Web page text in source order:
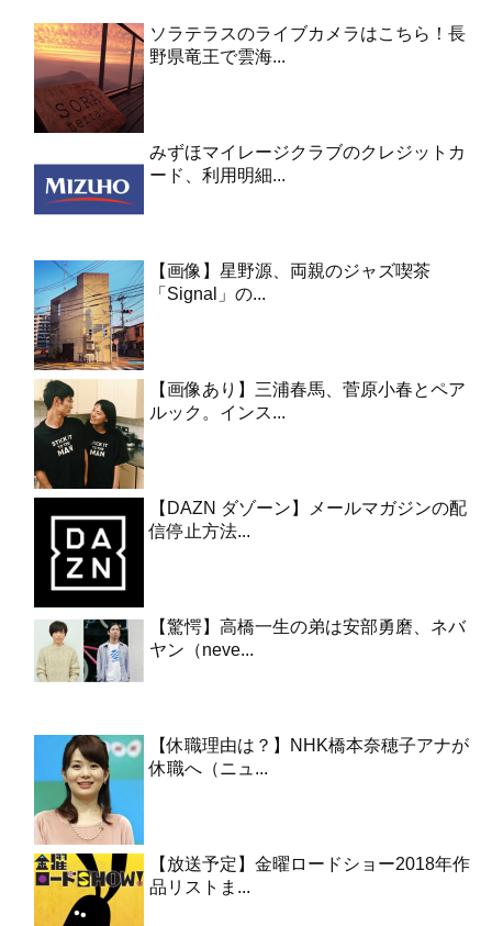
ソラテラスのライブカメラはこちら！長
野県竜王で雲海...
みずほマイレージクラブのクレジットカ
ード、利用明細...
【画像】星野源、両親のジャズ喫茶
「Signal」の...
【画像あり】三浦春馬、菅原小春とペア
ルック。インス...
【DAZN ダゾーン】メールマガジンの配
信停止方法...
【驚愕】高橋一生の弟は安部勇磨、ネバ
ヤン（neve...
【休職理由は？】NHK橋本奈穂子アナが
休職へ（ニュ...
【放送予定】金曜ロードショー2018年作
品リストま...